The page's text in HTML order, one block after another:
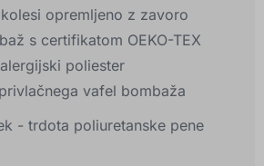
opremljeno z zavoro
s certifikatom OEKO-TEX
poliester
vafel bombaža
- trdota poliuretanske pene